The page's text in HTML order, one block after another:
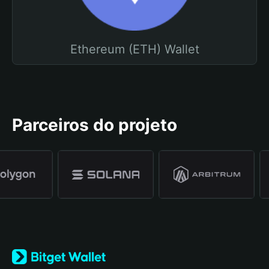
Ethereum (ETH) Wallet
Parceiros do projeto